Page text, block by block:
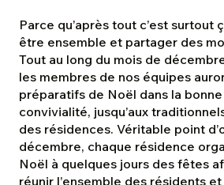
Parce qu’après tout c’est surtout
être ensemble et partager des
Tout au long du mois de
les membres de nos équipes
préparatifs de Noël dans la
convivialité, jusqu’aux
des résidences. Véritable point
décembre, chaque résidence
Noël à quelques jours des fêtes
réunir l’ensemble des résidents